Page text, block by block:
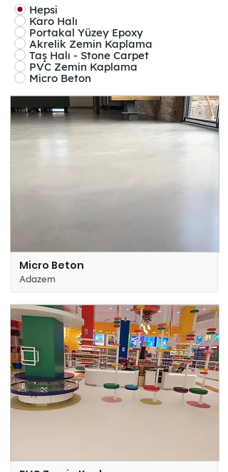
Hepsi
Karo Halı
Portakal Yüzey Epoxy
Akrelik Zemin Kaplama
Taş Halı - Stone Carpet
PVC Zemin Kaplama
Micro Beton
Micro Beton
Adazem